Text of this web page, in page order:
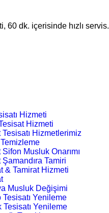
60 dk. içerisinde hızlı servis.
Hizmeti
Hizmeti
Hizmetlerimiz
Musluk Onarımı
Tamiri
& Tamirat Hizmeti
Musluk Değişimi
Yenileme
Tesisatı Yenileme